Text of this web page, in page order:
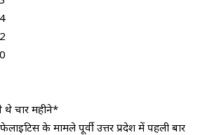
थे चार महीने*
के मामले पूर्वी उत्तर प्रदेश में पहली बार